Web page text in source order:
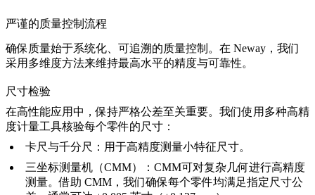
严谨的质量控制流程
确保质量始于系统化、可追溯的质量控制。在 Neway，我们
采用多维度方法来维持最高水平的精度与可靠性。
尺寸检验
在高性能应用中，保持严格公差至关重要。我们使用多种高精
度计量工具核验每个零件的尺寸：
卡尺与千分尺： 用于高精度测量小特征尺寸。
三坐标测量机（CMM）： CMM可对复杂几何进行高精度
测量。借助 CMM，我们确保每个零件均满足指定尺寸公